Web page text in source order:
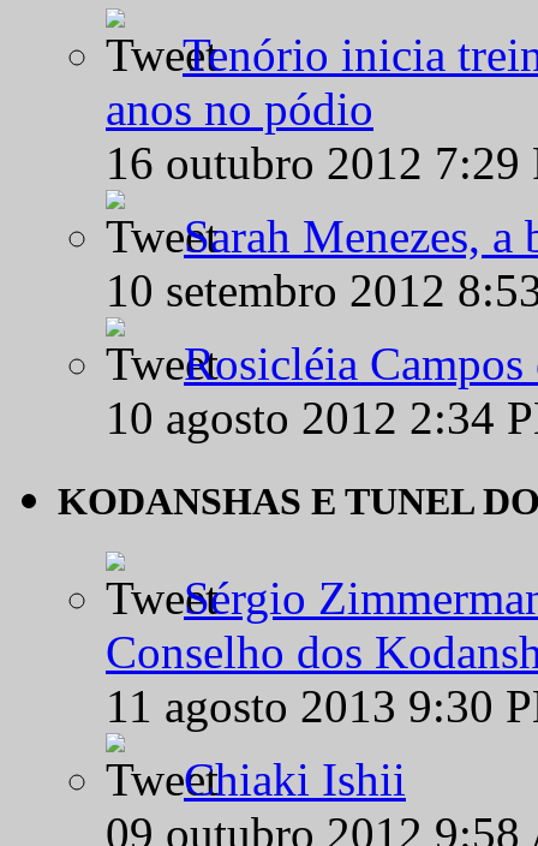
Tenório inicia
anos no pódio
16 outubro 2012
Sarah Menezes,
10 setembro 2012
Rosicléia
10 agosto 2012 2:34
KODANSHAS E TUNEL
Sérgio
Conselho dos
11 agosto 2013 9:30
Chiaki Ishii
09 outubro 2012